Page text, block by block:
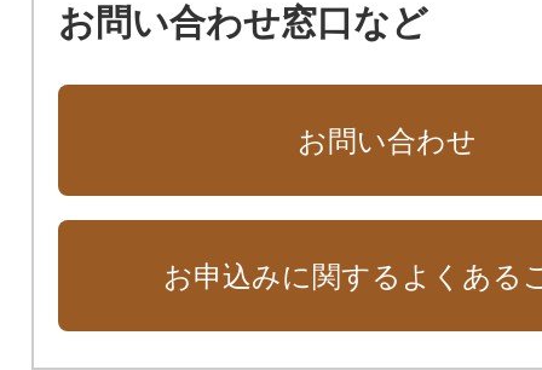
お問い合わせ窓口など
お問い合わせ
お申込みに関するよくある